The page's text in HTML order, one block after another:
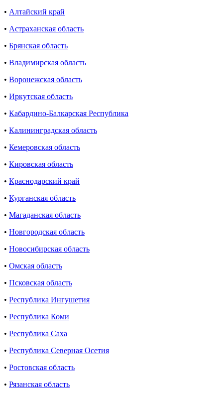
• Алтайский край
• Астраханская область
• Брянская область
• Владимирская область
• Воронежская область
• Иркутская область
• Кабардино-Балкарская Республика
• Калининградская область
• Кемеровская область
• Кировская область
• Краснодарский край
• Курганская область
• Магаданская область
• Новгородская область
• Новосибирская область
• Омская область
• Псковская область
• Республика Ингушетия
• Республика Коми
• Республика Саха
• Республика Северная Осетия
• Ростовская область
• Рязанская область